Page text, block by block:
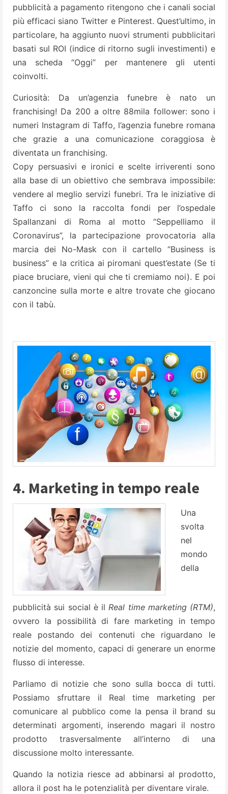
pubblicità a pagamento ritengono che i canali social
più efficaci siano Twitter e Pinterest. Quest’ultimo, in
particolare, ha aggiunto nuovi strumenti pubblicitari
basati sul ROI (indice di ritorno sugli investimenti) e
una scheda “Oggi” per mantenere gli utenti
coinvolti.
Curiosità: Da un’agenzia funebre è nato un
franchising! Da 200 a oltre 88mila follower: sono i
numeri Instagram di Taffo, l’agenzia funebre romana
che grazie a una comunicazione coraggiosa è
diventata un franchising.
Copy persuasivi e ironici e scelte irriverenti sono
alla base di un obiettivo che sembrava impossibile:
vendere al meglio servizi funebri. Tra le iniziative di
Taffo ci sono la raccolta fondi per l’ospedale
Spallanzani di Roma al motto “Seppelliamo il
Coronavirus”, la partecipazione provocatoria alla
marcia dei No-Mask con il cartello “Business is
business” e la critica ai piromani quest’estate (Se ti
piace bruciare, vieni qui che ti cremiamo noi). E poi
canzoncine sulla morte e altre trovate che giocano
con il tabù.
4. Marketing in tempo reale
Una
svolta
nel
mondo
della
pubblicità sui social è ilReal time marketing (RTM),
ovvero la possibilità di fare marketing in tempo
reale postando dei contenuti che riguardano le
notizie del momento, capaci di generare un enorme
flusso di interesse.
Parliamo di notizie che sono sulla bocca di tutti.
Possiamo sfruttare il Real time marketing per
comunicare al pubblico come la pensa il brand su
determinati argomenti, inserendo magari il nostro
prodotto trasversalmente all’interno di una
discussione molto interessante.
Quando la notizia riesce ad abbinarsi al prodotto,
allora il post ha le potenzialità per diventare virale.